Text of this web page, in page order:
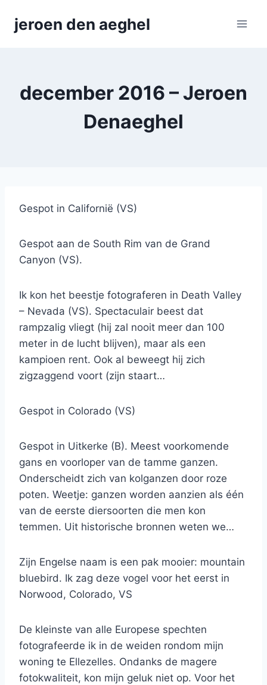
jeroen den aeghel
december 2016 – Jeroen
Denaeghel
Gespot in Californië (VS)
Gespot aan de South Rim van de Grand
Canyon (VS).
Ik kon het beestje fotograferen in Death Valley
– Nevada (VS). Spectaculair beest dat
rampzalig vliegt (hij zal nooit meer dan 100
meter in de lucht blijven), maar als een
kampioen rent. Ook al beweegt hij zich
zigzaggend voort (zijn staart…
Gespot in Colorado (VS)
Gespot in Uitkerke (B). Meest voorkomende
gans en voorloper van de tamme ganzen.
Onderscheidt zich van kolganzen door roze
poten. Weetje: ganzen worden aanzien als één
van de eerste diersoorten die men kon
temmen. Uit historische bronnen weten we…
Zijn Engelse naam is een pak mooier: mountain
bluebird. Ik zag deze vogel voor het eerst in
Norwood, Colorado, VS
De kleinste van alle Europese spechten
fotografeerde ik in de weiden rondom mijn
woning te Ellezelles. Ondanks de magere
fotokwaliteit, kon mijn geluk niet op. Voor het